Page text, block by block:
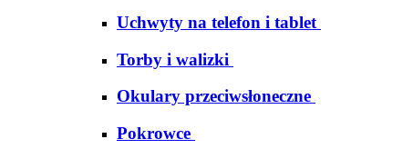
Uchwyty na telefon i tablet
Torby i walizki
Okulary przeciwsłoneczne
Pokrowce